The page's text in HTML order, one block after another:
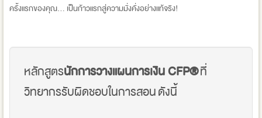
ครั้งแรกของคุณ... เป็นก้าวแรกสู่ความมั่งคั่งอย่างแท้จริง!
หลักสูตรนักการวางแผนการเงิน CFP®ที่
วิทยากรรับผิดชอบในการสอน ดังนี้